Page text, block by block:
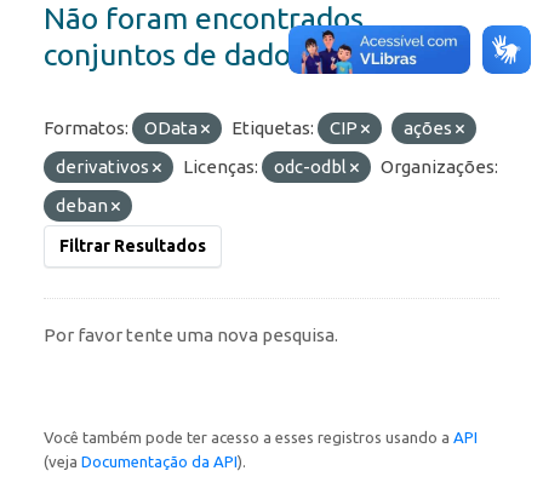
Não foram encontrados
conjuntos de dados
Formatos: OData Etiquetas: CIP
ações
derivativos
Licenças: odc-odbl
Organizações:
deban
Filtrar Resultados
Por favor tente uma nova pesquisa.
Você também pode ter acesso a esses registros usando a API
(veja Documentação da API).